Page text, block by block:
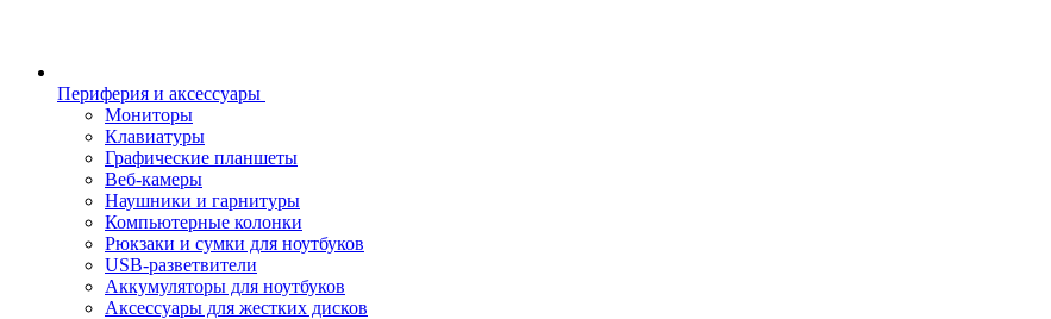
Периферия и аксессуары
Мониторы
Клавиатуры
Графические планшеты
Веб-камеры
Наушники и гарнитуры
Компьютерные колонки
Рюкзаки и сумки для ноутбуков
USB-разветвители
Аккумуляторы для ноутбуков
Аксессуары для жестких дисков